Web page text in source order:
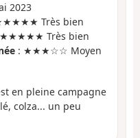
2023
Très bien
Très bien
: ★★★☆☆ Moyen
en pleine campagne
colza... un peu